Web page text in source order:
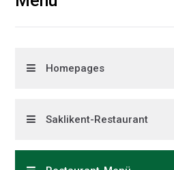
Homepages
Saklikent-Restaurant